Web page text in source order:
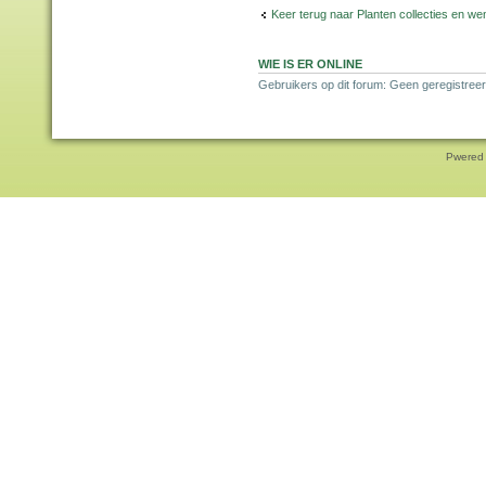
Keer terug naar Planten collecties en
WIE IS ER ONLINE
Gebruikers op dit forum: Geen